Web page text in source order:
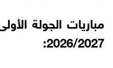
مباريات الجولة
2026/2027: